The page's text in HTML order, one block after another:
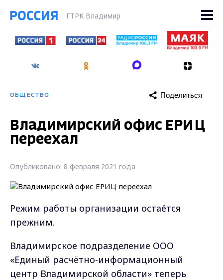
ГТРК Владимир
ОБЩЕСТВО Поделиться
Владимирский офис ЕРИЦ
переехал
Опубликовано: 8 февраля 2021 года
Режим работы организации остаётся
прежним.
Владимирское подразделение ООО
«Единый расчётно-информационный
центр Владимирской области» теперь